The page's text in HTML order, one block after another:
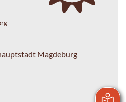
Magdeburg